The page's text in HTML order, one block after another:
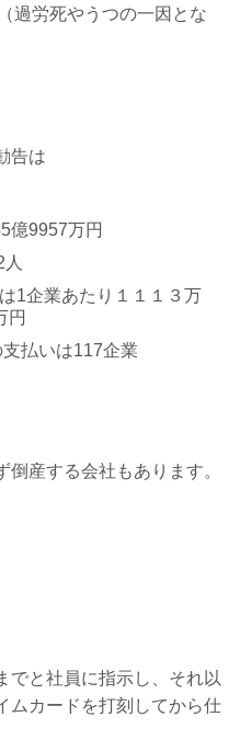
過労死やうつの一因とな
告は
9957万円
1企業あたり１１１３万
円
払いは117企業
産する会社もあります。
でと社員に指示し、それ以
ムカードを打刻してから仕